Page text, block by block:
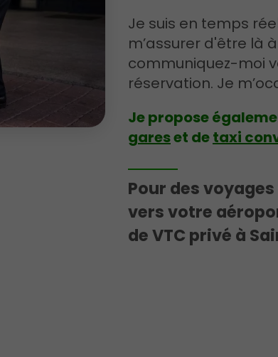
Je suis en temps
m’assurer d'être là
communiquez-moi
réservation. Je
Je propose
gareset detaxi
Pour des
vers votre
de VTC privé à